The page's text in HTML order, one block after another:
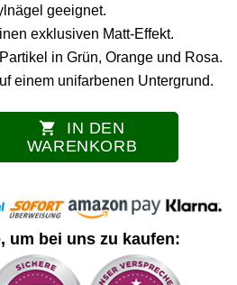
geeignet.
exklusiven Matt-Effekt.
in Grün, Orange und Rosa.
einem unifarbenen Untergrund.

WARENKORB
um bei uns zu kaufen: